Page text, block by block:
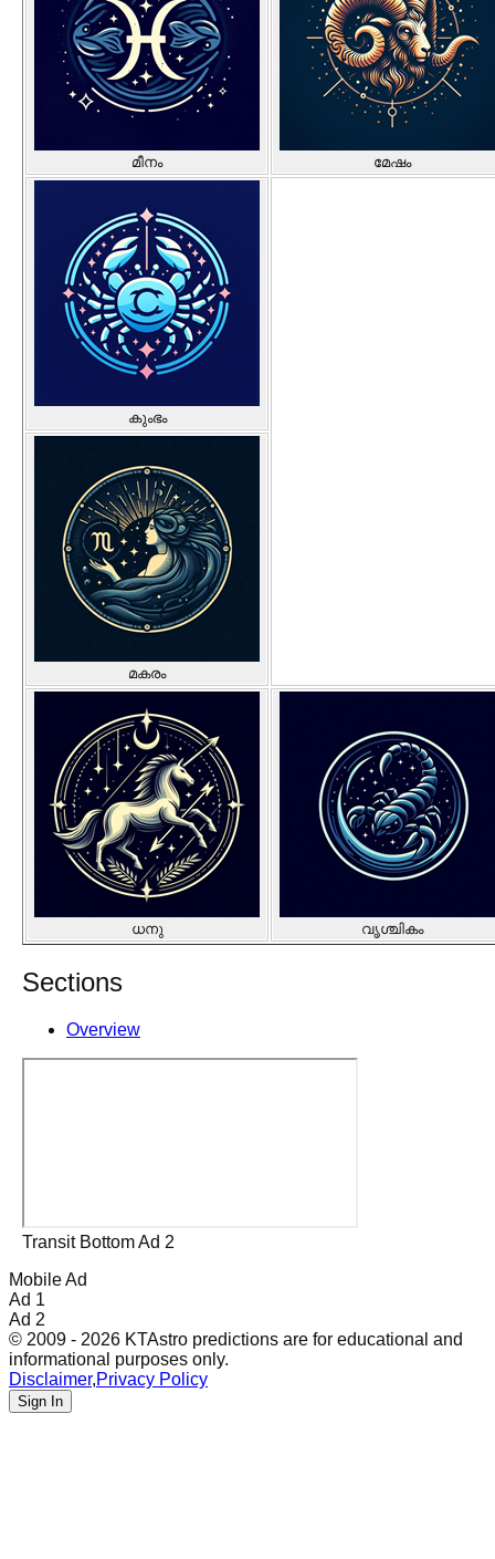
മീനം മേഷം
കുംഭം
മകരം
ധനു വൃശ്ചികം
Sections
Overview
Transit Bottom Ad 2
Mobile Ad
Ad 1
Ad 2
© 2009 - 2026 KTAstro predictions are for educational and
informational purposes only.
Disclaimer,Privacy Policy
Sign In